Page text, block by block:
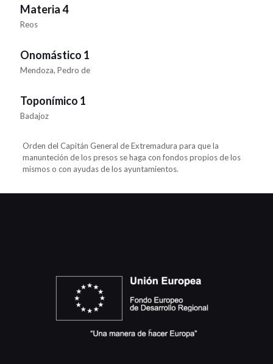
Materia 4
Reos
Onomástico 1
Mendoza, Pedro de
Toponímico 1
Badajoz
Orden del Capitán General de Extremadura para que la
manunteción de los presos se haga con fondos propios de los
mismos o con ayudas de los ayuntamientos.